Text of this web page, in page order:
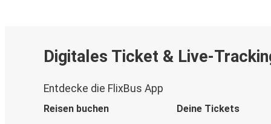
Digitales Ticket & Live-
Entdecke die FlixBus App
Reisen buchen Deine Tickets